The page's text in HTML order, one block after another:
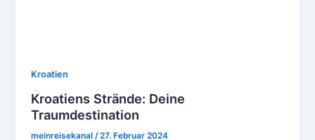
Kroatien
Kroatiens Strände: Deine
Traumdestination
meinreisekanal/27. Februar 2024